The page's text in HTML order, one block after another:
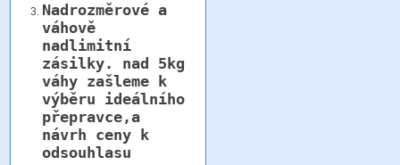
Nadrozměrové a
váhově
nadlimitní
zásilky. nad 5kg
váhy zašleme k
výběru ideálního
přepravce,a
návrh ceny k
odsouhlasu